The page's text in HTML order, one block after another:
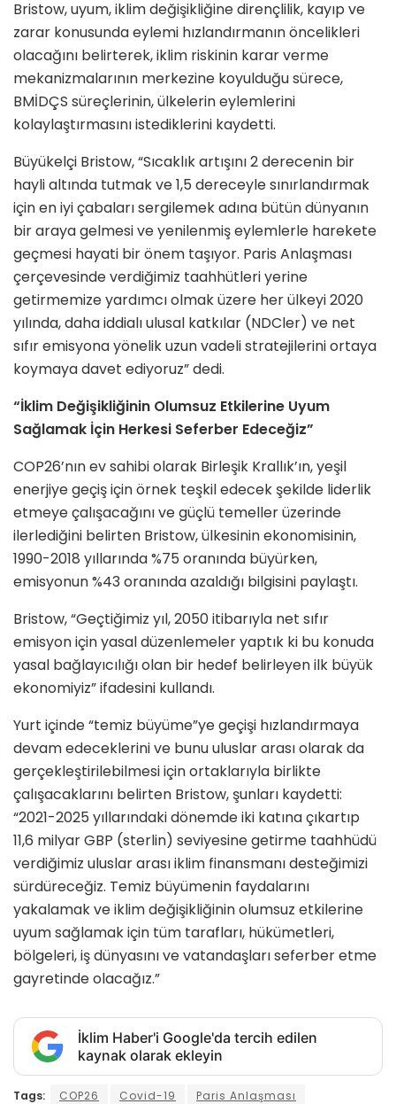
Bristow, uyum, iklim değişikliğine dirençlilik, kayıp ve
zarar konusunda eylemi hızlandırmanın öncelikleri
olacağını belirterek, iklim riskinin karar verme
mekanizmalarının merkezine koyulduğu sürece,
BMİDÇS süreçlerinin, ülkelerin eylemlerini
kolaylaştırmasını istediklerini kaydetti.
Büyükelçi Bristow, “Sıcaklık artışını 2 derecenin bir
hayli altında tutmak ve 1,5 dereceyle sınırlandırmak
için en iyi çabaları sergilemek adına bütün dünyanın
bir araya gelmesi ve yenilenmiş eylemlerle harekete
geçmesi hayati bir önem taşıyor. Paris Anlaşması
çerçevesinde verdiğimiz taahhütleri yerine
getirmemize yardımcı olmak üzere her ülkeyi 2020
yılında, daha iddialı ulusal katkılar (NDCler) ve net
sıfır emisyona yönelik uzun vadeli stratejilerini ortaya
koymaya davet ediyoruz” dedi.
“İklim Değişikliğinin Olumsuz Etkilerine Uyum
Sağlamak İçin Herkesi Seferber Edeceğiz”
COP26’nın ev sahibi olarak Birleşik Krallık’ın, yeşil
enerjiye geçiş için örnek teşkil edecek şekilde liderlik
etmeye çalışacağını ve güçlü temeller üzerinde
ilerlediğini belirten Bristow, ülkesinin ekonomisinin,
1990-2018 yıllarında %75 oranında büyürken,
emisyonun %43 oranında azaldığı bilgisini paylaştı.
Bristow, “Geçtiğimiz yıl, 2050 itibarıyla net sıfır
emisyon için yasal düzenlemeler yaptık ki bu konuda
yasal bağlayıcılığı olan bir hedef belirleyen ilk büyük
ekonomiyiz” ifadesini kullandı.
Yurt içinde “temiz büyüme”ye geçişi hızlandırmaya
devam edeceklerini ve bunu uluslar arası olarak da
gerçekleştirilebilmesi için ortaklarıyla birlikte
çalışacaklarını belirten Bristow, şunları kaydetti:
“2021-2025 yıllarındaki dönemde iki katına çıkartıp
11,6 milyar GBP (sterlin) seviyesine getirme taahhüdü
verdiğimiz uluslar arası iklim finansmanı desteğimizi
sürdüreceğiz. Temiz büyümenin faydalarını
yakalamak ve iklim değişikliğinin olumsuz etkilerine
uyum sağlamak için tüm tarafları, hükümetleri,
bölgeleri, iş dünyasını ve vatandaşları seferber etme
gayretinde olacağız.”
İklim Haber'i Google'da tercih edilen
kaynak olarak ekleyin
Tags: COP26 Covid-19
Paris Anlaşması